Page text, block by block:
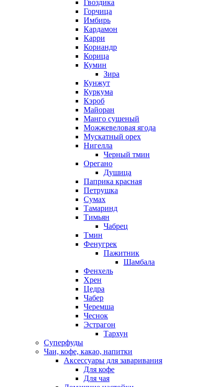
Гвоздика
Горчица
Имбирь
Кардамон
Карри
Кориандр
Корица
Кумин
Зира
Кунжут
Куркума
Кэроб
Майоран
Манго сушеный
Можжевеловая ягода
Мускатный орех
Нигелла
Черный тмин
Орегано
Душица
Паприка красная
Петрушка
Сумах
Тамаринд
Тимьян
Чабрец
Тмин
Фенугрек
Пажитник
Шамбала
Фенхель
Хрен
Цедра
Чабер
Черемша
Чеснок
Эстрагон
Тархун
Суперфуды
Чаи, кофе, какао, напитки
Аксессуары для заваривания
Для кофе
Для чая